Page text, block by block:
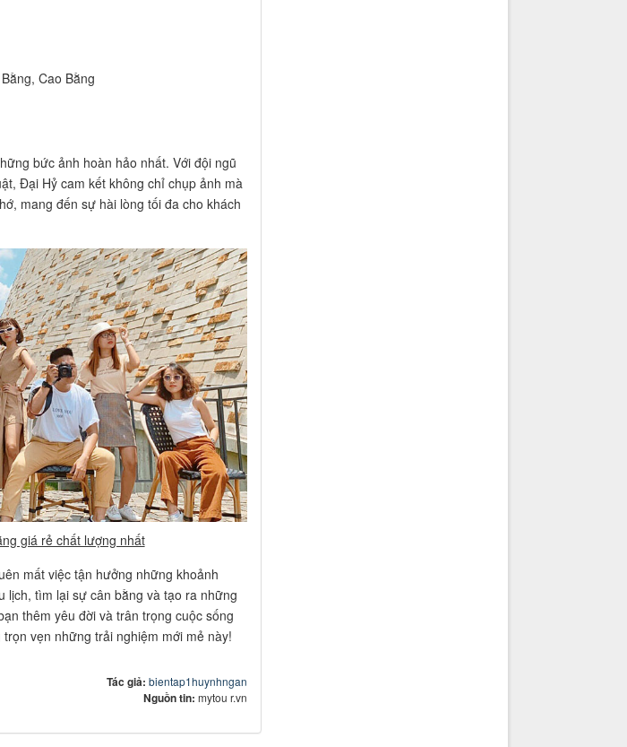
Cao Bằng
bức ảnh hoàn hảo nhất. Với đội ngũ
Đại Hỷ cam kết không chỉ chụp ảnh mà
mang đến sự hài lòng tối đa cho khách
giá rẻ chất lượng nhất
mất việc tận hưởng những khoảnh
lịch, tìm lại sự cân bằng và tạo ra những
thêm yêu đời và trân trọng cuộc sống
vẹn những trải nghiệm mới mẻ này!
Tác giả:bientap1huynhngan
Nguồn tin:mytou r.vn